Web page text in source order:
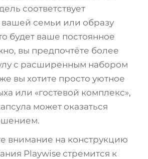
соответствует
вашей семьи или образу
будет ваше постоянное
вы предпочтёте более
с расширенным набором
вы хотите просто уютное
или «гостевой комплекс»,
может оказаться
внимание на конструкцию
Playwise стремится к